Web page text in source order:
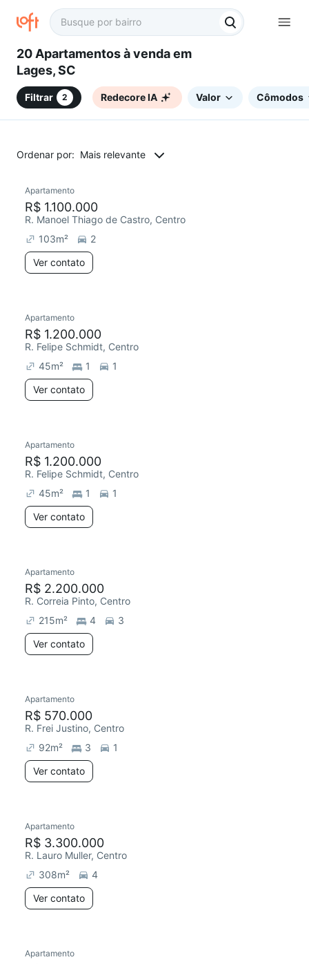
20 Apartamentos à venda em
Lages, SC
Filtrar 2 Redecore IA Valor Cômodos
Ordenar por: Mais relevante
Redecorar
Apartamento
R$ 1.100.000
R. Manoel Thiago de Castro, Centro
103m²
2
Ver contato
Redecorar
Apartamento
R$ 1.200.000
R. Felipe Schmidt, Centro
45m² 1
1
Ver contato
Redecorar
Apartamento
R$ 1.200.000
R. Felipe Schmidt, Centro
45m² 1
1
Ver contato
Apartamento
R$ 2.200.000
R. Correia Pinto, Centro
215m² 4
3
Ver contato
Redecorar
Apartamento
R$ 570.000
R. Frei Justino, Centro
92m² 3
1
Ver contato
Redecorar
Apartamento
R$ 3.300.000
R. Lauro Muller, Centro
308m²
4
Ver contato
Redecorar
Apartamento